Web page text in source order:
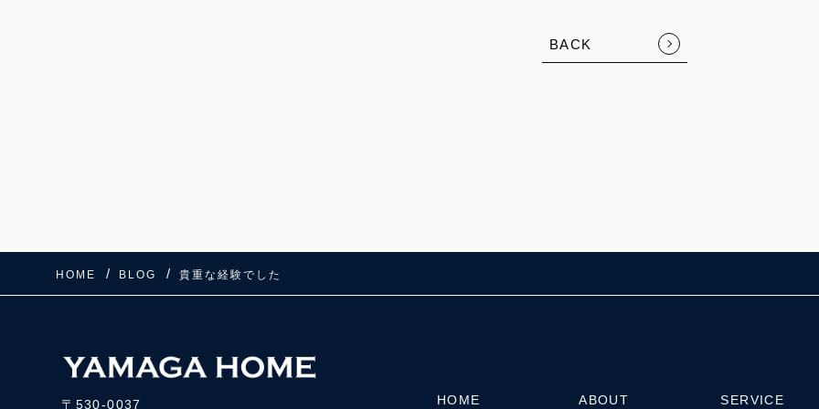
BACK
HOME BLOG 貴重な経験でした
〒530-0037 HOME ABOUT SERVICE